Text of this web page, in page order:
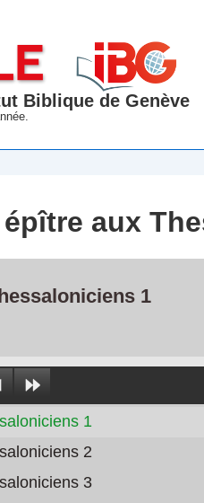
Biblique de Genève
épître aux
1
1
2
3